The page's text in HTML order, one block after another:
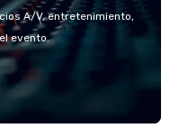
retreats, and
Programs can be
planning and
execution—making it
A/V, entretenimiento,
evento.